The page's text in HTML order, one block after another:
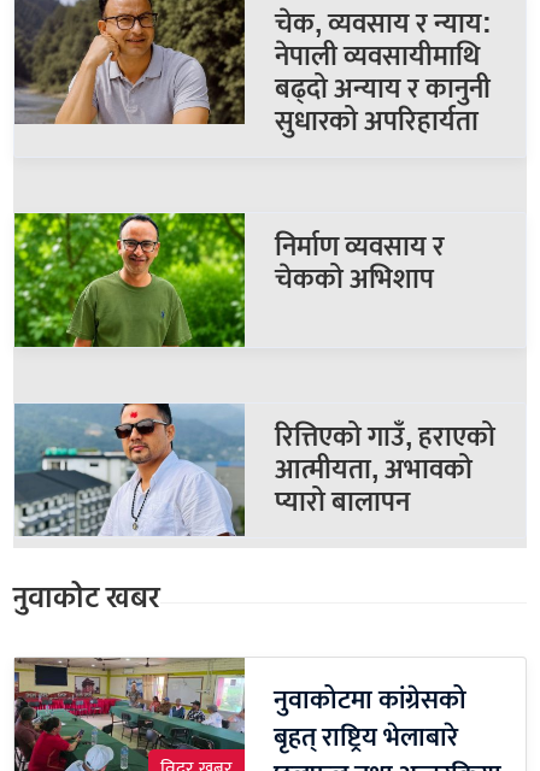
चेक, व्यवसाय र न्याय:
नेपाली व्यवसायीमाथि
बढ्दो अन्याय र कानुनी
सुधारको अपरिहार्यता
निर्माण व्यवसाय र
चेकको अभिशाप
रित्तिएको गाउँ, हराएको
आत्मीयता, अभावको
प्यारो बालापन
नुवाकोट खबर
नुवाकोटमा कांग्रेसको
बृहत् राष्ट्रिय भेलाबारे